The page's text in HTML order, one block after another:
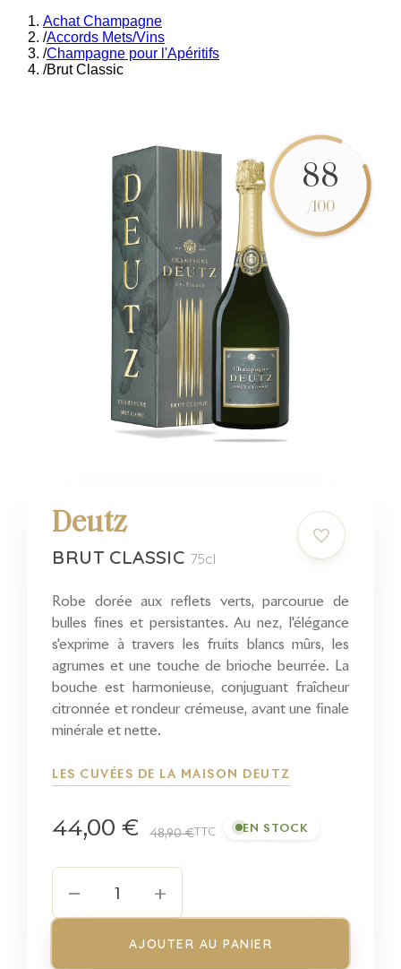
Achat Champagne
/Accords Mets/Vins
/Champagne pour l'Apéritifs
/Brut Classic
88
/100
Deutz
BRUT CLASSIC 75cl
Robe dorée aux reflets verts, parcourue de
bulles fines et persistantes. Au nez, l'élégance
s'exprime à travers les fruits blancs mûrs, les
agrumes et une touche de brioche beurrée. La
bouche est harmonieuse, conjuguant fraîcheur
citronnée et rondeur crémeuse, avant une finale
minérale et nette.
LES CUVÉES DE LA MAISON DEUTZ
44,00 € 48,90 €TTC EN STOCK
− 1 +
AJOUTER AU PANIER